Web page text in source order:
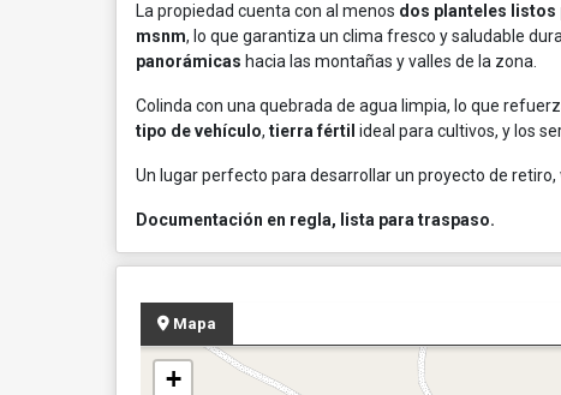
La propiedad cuenta con al menos dos planteles listos
msnm, lo que garantiza un clima fresco y saludable
panorámicas hacia las montañas y valles de la zona.
Colinda con una quebrada de agua limpia, lo que
tipo de vehículo, tierra fértil ideal para cultivos, y los
Un lugar perfecto para desarrollar un proyecto de
Documentación en regla, lista para traspaso.
Mapa
+